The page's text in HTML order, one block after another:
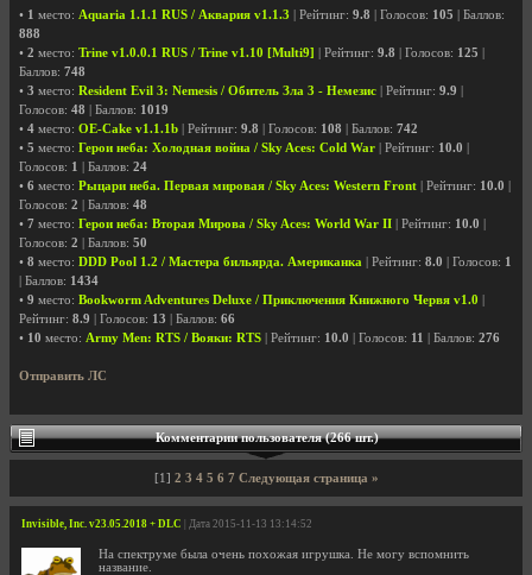
• 1 место: Aquaria 1.1.1 RUS / Аквария v1.1.3 | Рейтинг: 9.8 | Голосов: 105 | Баллов:
888
• 2 место: Trine v1.0.0.1 RUS / Trine v1.10 [Multi9] | Рейтинг: 9.8 | Голосов: 125
Баллов: 748
• 3 место: Resident Evil 3: Nemesis / Обитель Зла 3 - Немезис | Рейтинг: 9.9
Голосов: 48 | Баллов: 1019
• 4 место: OE-Cake v1.1.1b | Рейтинг: 9.8 | Голосов: 108 | Баллов: 742
• 5 место: Герои неба: Холодная война / Sky Aces: Cold War | Рейтинг: 10.0
Голосов: 1 | Баллов: 24
• 6 место: Рыцари неба. Первая мировая / Sky Aces: Western Front | Рейтинг: 10.0
Голосов: 2 | Баллов: 48
• 7 место: Герои неба: Вторая Мирова / Sky Aces: World War II | Рейтинг: 10.0
Голосов: 2 | Баллов: 50
• 8 место: DDD Pool 1.2 / Мастера бильярда. Американка | Рейтинг: 8.0 | Голосов: 1
| Баллов: 1434
• 9 место: Bookworm Adventures Deluxe / Приключения Книжного Червя v1.0
Рейтинг: 8.9 | Голосов: 13 | Баллов: 66
• 10 место: Army Men: RTS / Вояки: RTS | Рейтинг: 10.0 | Голосов: 11 | Баллов: 276
Отправить ЛС
Комментарии пользователя (266 шт.)
[1] 2 3 4 5 6 7 Следующая страница »
Invisible, Inc. v23.05.2018 + DLC | Дата 2015-11-13 13:14:52
На спектруме была очень похожая игрушка. Не могу вспомнить
название.